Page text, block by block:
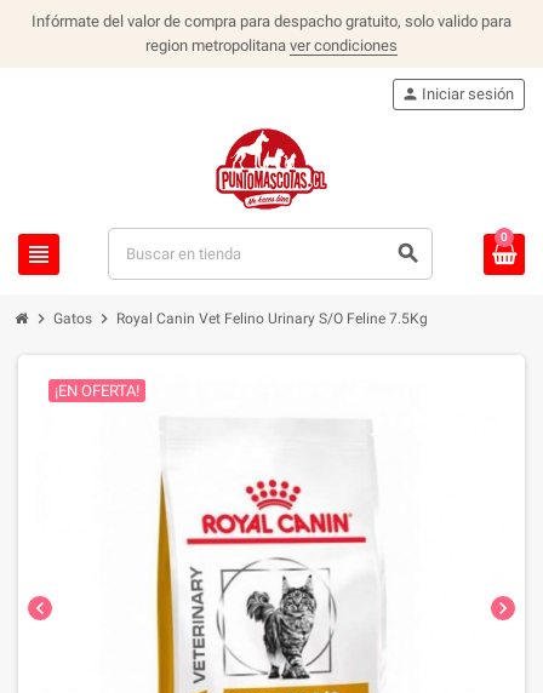
Infórmate del valor de compra para despacho gratuito, solo valido para
region metropolitana ver condiciones
view_headline search
person Iniciar sesión
0
chevron_right Gatos chevron_right Royal Canin Vet Felino Urinary S/O Feline 7.5Kg
chevron_left chevron_right
¡EN OFERTA!